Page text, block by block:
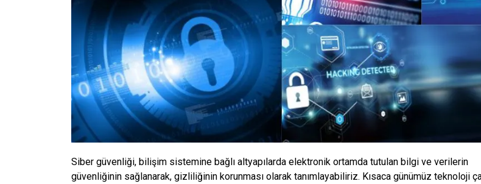
Siber güvenliği, bilişim sistemine bağlı altyapılarda elektronik ortamda tutulan bilgi ve verilerin
güvenliğinin sağlanarak, gizliliğinin korunması olarak tanımlayabiliriz. Kısaca günümüz teknoloji